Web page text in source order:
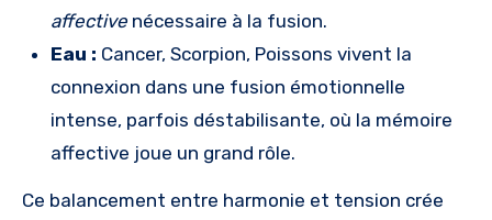
affectivenécessaire à la fusion.
Eau : Cancer, Scorpion, Poissons vivent la
connexion dans une fusion émotionnelle
intense, parfois déstabilisante, où la mémoire
affective joue un grand rôle.
Ce balancement entre harmonie et tension crée